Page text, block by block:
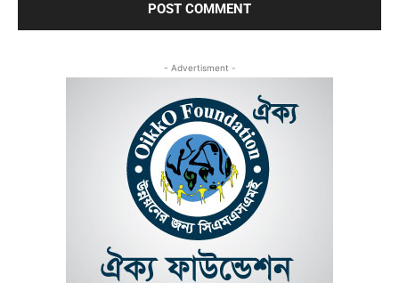
- Advertisment -